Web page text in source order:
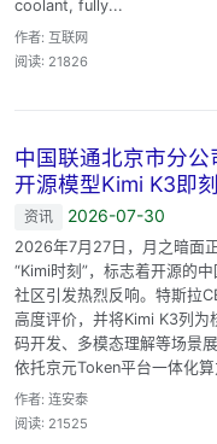
coolant, fully...
作者: 互联网
阅读: 21826
中国联通北京市分
开源模型Kimi K3即
资讯 2026-07-30
2026年7月27日，月之暗面
“Kimi时刻”，标志着开源的
社区引发热烈反响。特斯拉
高度评价，并将Kimi K3列
码开发、多模态理解等场景
依托京元Token平台一体化
作者: 连安泰
阅读: 21525